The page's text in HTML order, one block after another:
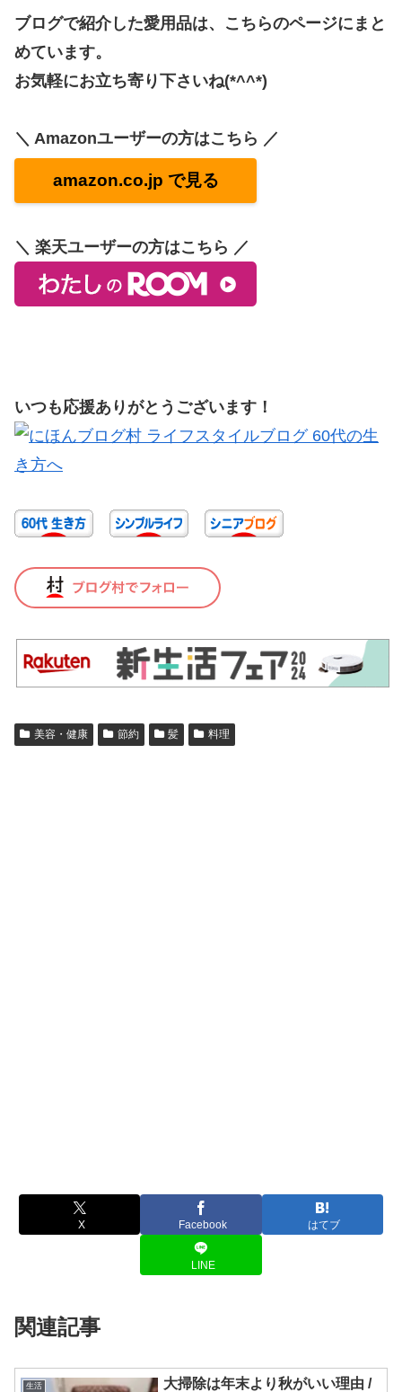
ブログで紹介した愛用品は、こちらのページにまと
めています。
お気軽にお立ち寄り下さいね(*^^*)
＼ Amazonユーザーの方はこちら ／
amazon.co.jp で見る
＼ 楽天ユーザーの方はこちら ／
いつも応援ありがとうございます！
美容・健康 節約 髪 料理
X Facebook はてブ
LINE
関連記事
生活
大掃除は年末より秋がいい理由 /